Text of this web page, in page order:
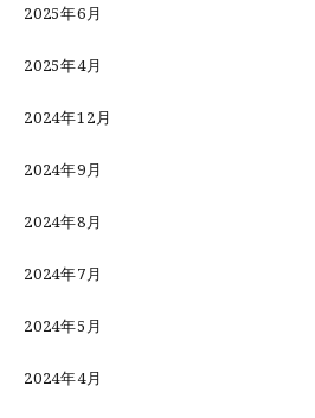
2025年6月
2025年4月
2024年12月
2024年9月
2024年8月
2024年7月
2024年5月
2024年4月